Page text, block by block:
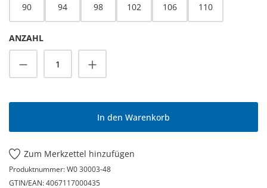
90 94 98 102 106 110
ANZAHL
Produkt Anzahl: Gib den gewünschten
In den Warenkorb
Zum Merkzettel hinzufügen
Produktnummer:W0 30003-48
GTIN/EAN:4067117000435